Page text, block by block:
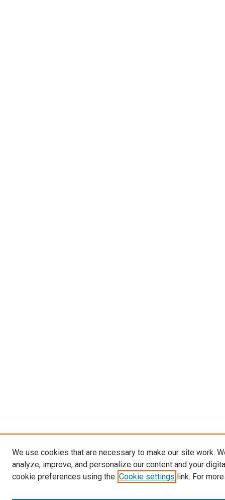
We use cookies that are necessary to make our site work.
analyze, improve, and personalize our content and your
cookie preferences using the Cookie settings link. For